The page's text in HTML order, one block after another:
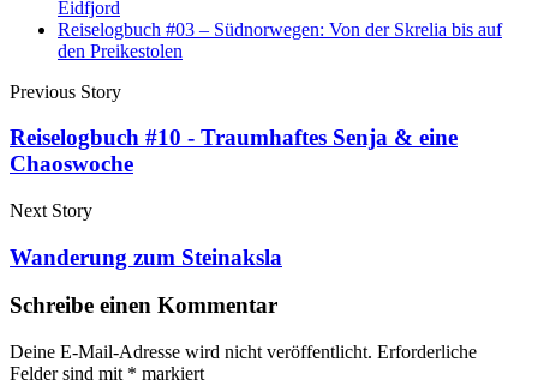
Eidfjord
Reiselogbuch #03 – Südnorwegen: Von der Skrelia bis auf
den Preikestolen
Previous Story
Reiselogbuch #10 - Traumhaftes Senja & eine
Chaoswoche
Next Story
Wanderung zum Steinaksla
Schreibe einen Kommentar
Deine E-Mail-Adresse wird nicht veröffentlicht. Erforderliche
Felder sind mit * markiert